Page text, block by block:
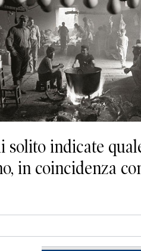
indicate
in coincidenza